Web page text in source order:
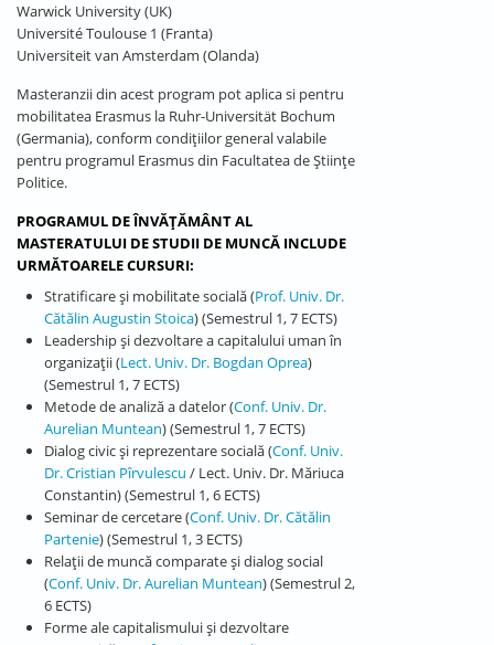
Warwick University (UK)
Université Toulouse 1 (Franta)
Universiteit van Amsterdam (Olanda)
Masteranzii din acest program pot aplica si pentru
mobilitatea Erasmus la Ruhr-Universität Bochum
(Germania), conform condițiilor general valabile
pentru programul Erasmus din Facultatea de Științe
Politice.
PROGRAMUL DE ÎNVĂȚĂMÂNT AL
MASTERATULUI DE STUDII DE MUNCĂ INCLUDE
URMĂTOARELE CURSURI:
Stratificare și mobilitate socială (Prof. Univ. Dr.
Cătălin Augustin Stoica) (Semestrul 1, 7 ECTS)
Leadership și dezvoltare a capitalului uman în
organizații (Lect. Univ. Dr. Bogdan Oprea)
(Semestrul 1, 7 ECTS)
Metode de analiză a datelor (Conf. Univ. Dr.
Aurelian Muntean) (Semestrul 1, 7 ECTS)
Dialog civic și reprezentare socială (Conf. Univ.
Dr. Cristian Pîrvulescu / Lect. Univ. Dr. Măriuca
Constantin) (Semestrul 1, 6 ECTS)
Seminar de cercetare (Conf. Univ. Dr. Cătălin
Partenie) (Semestrul 1, 3 ECTS)
Relații de muncă comparate și dialog social
(Conf. Univ. Dr. Aurelian Muntean) (Semestrul 2,
6 ECTS)
Forme ale capitalismului și dezvoltare